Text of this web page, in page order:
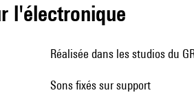
l'électronique
Réalisée dans les studios du
sons fixés sur support